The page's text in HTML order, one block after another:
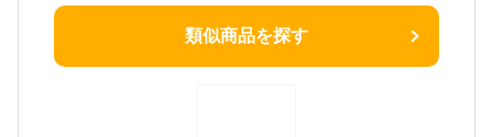
類似商品を探す